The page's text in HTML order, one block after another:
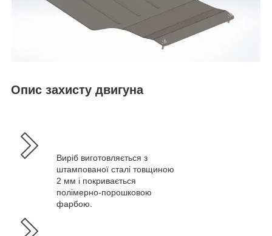
Опис захисту двигуна
Виріб виготовляється з
штампованої сталі товщиною
2 мм і покривається
полімерно-порошковою
фарбою.